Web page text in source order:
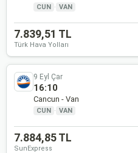
CUN · VAN
7.839,51 TL
Türk Hava Yolları
9 Eyl Çar
16:10
Cancun - Van
CUN · VAN
7.884,85 TL
SunExpress